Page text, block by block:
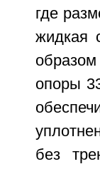
где
жидкая
опоры
без